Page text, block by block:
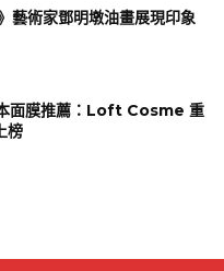
藝術家鄧明墩油畫展現印象
面膜推薦：Loft Cosme 重
榜